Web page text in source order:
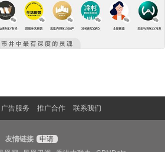
广告服务 推广合作 联系我们
友情链接
申请